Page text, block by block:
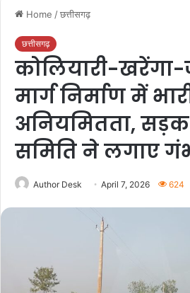
Home /छत्तीसगढ़
छत्तीसगढ़
कोलियारी-खरेंगा-
मार्ग निर्माण में
अनियमितता, सड़क
समिति ने लगाए
Author Desk April 7, 2026 624